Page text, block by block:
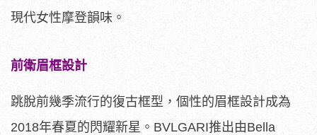
現代女性摩登韻味。
前衛眉框設計
跳脫前幾季流行的復古框型，個性的眉框設計成為
2018年春夏的閃耀新星。BVLGARI推出由Bella